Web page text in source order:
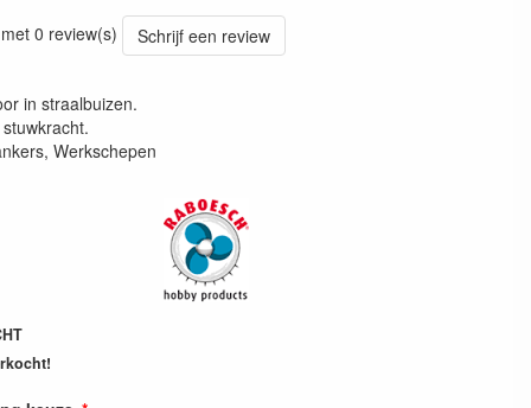
0 review(s)
Schrijf een review
in straalbuizen.
Werkschepen